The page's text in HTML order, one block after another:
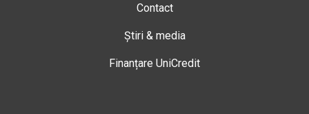
Contact
Știri & media
Finanțare UniCredit